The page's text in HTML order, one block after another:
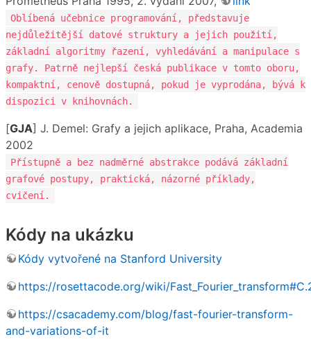
Oblíbená učebnice programování, představuje
nejdůležitější datové struktury a jejich použití,
základní algoritmy řazení, vyhledávání a manipulace s
grafy. Patrně nejlepší česká publikace v tomto oboru,
kompaktní, cenově dostupná, pokud je vyprodána, bývá k
dispozici v knihovnách.
[GJA] J. Demel: Grafy a jejich aplikace, Praha, Academia
2002
Přístupně a bez nadměrné abstrakce podává základní
grafové postupy, praktická, názorné příklady,
cvičení.
Kódy na ukázku
Kódy vytvořené na Stanford University
https://rosettacode.org/wiki/
https://csacademy.com/blog/fast-fourier-transform-
and-variations-of-it